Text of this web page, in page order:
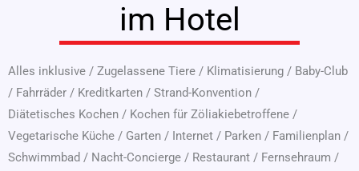
im Hotel
Alles inklusive / Zugelassene Tiere / Klimatisierung / Baby-Club
/ Fahrräder / Kreditkarten / Strand-Konvention /
Diätetisches Kochen / Kochen für Zöliakiebetroffene /
Vegetarische Küche / Garten / Internet / Parken / Familienplan /
Schwimmbad / Nacht-Concierge / Restaurant / Fernsehraum /